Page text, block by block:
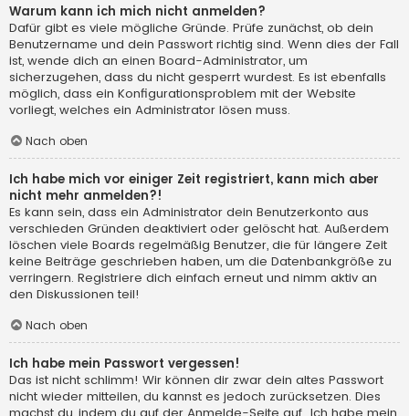
Warum kann ich mich nicht anmelden?
Dafür gibt es viele mögliche Gründe. Prüfe zunächst, ob dein
Benutzername und dein Passwort richtig sind. Wenn dies der Fall
ist, wende dich an einen Board-Administrator, um
sicherzugehen, dass du nicht gesperrt wurdest. Es ist ebenfalls
möglich, dass ein Konfigurationsproblem mit der Website
vorliegt, welches ein Administrator lösen muss.
Nach oben
Ich habe mich vor einiger Zeit registriert, kann mich aber
nicht mehr anmelden?!
Es kann sein, dass ein Administrator dein Benutzerkonto aus
verschieden Gründen deaktiviert oder gelöscht hat. Außerdem
löschen viele Boards regelmäßig Benutzer, die für längere Zeit
keine Beiträge geschrieben haben, um die Datenbankgröße zu
verringern. Registriere dich einfach erneut und nimm aktiv an
den Diskussionen teil!
Nach oben
Ich habe mein Passwort vergessen!
Das ist nicht schlimm! Wir können dir zwar dein altes Passwort
nicht wieder mitteilen, du kannst es jedoch zurücksetzen. Dies